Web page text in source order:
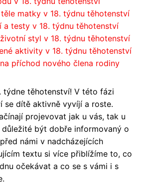
matky v 18. týdnu těhotenství
a testy v 18. týdnu těhotenství
styl v 18. týdnu těhotenství
aktivity v 18. týdnu těhotenství
příchod nového člena rodiny
týdne těhotenství! V této fázi
se dítě aktivně vyvíjí a roste.
projevovat jak u vás, tak u
důležité být dobře informovaný o
námi v nadcházejících
textu si více přiblížíme to, co
očekávat a co se s vámi i s